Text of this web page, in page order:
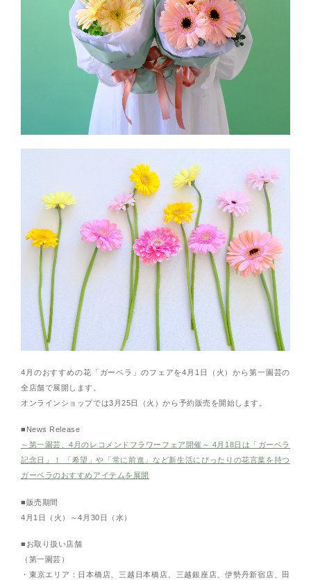
4月のおすすめの花「ガーベラ」のフェアを4月1日（火）から第一園芸の
全店舗で展開します。
オンラインショップでは3月25日（火）から予約販売を開始します。
■News Release
～第一園芸、4月のレコメンドフラワーフェア開催～ 4月18日は「ガーベラ
記念日」！ 「希望」や「常に前進」など新生活にぴったりの花言葉を持つ
ガーベラのおすすめアイテムを展開
■販売期間
4月1日（火）～4月30日（水）
■お取り扱い店舗
（第一園芸）
・東京エリア：日本橋店、三越日本橋店、三越銀座店、伊勢丹新宿店、田